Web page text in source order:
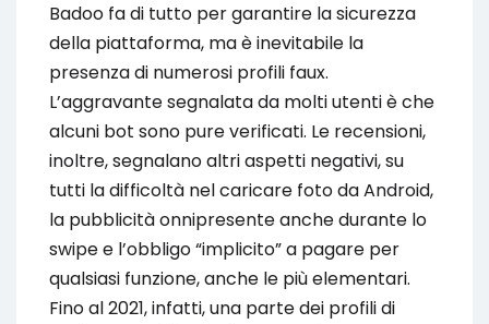
Badoo fa di tutto per garantire la sicurezza
della piattaforma, ma è inevitabile la
presenza di numerosi profili faux.
L’aggravante segnalata da molti utenti è che
alcuni bot sono pure verificati. Le recensioni,
inoltre, segnalano altri aspetti negativi, su
tutti la difficoltà nel caricare foto da Android,
la pubblicità onnipresente anche durante lo
swipe e l’obbligo “implicito” a pagare per
qualsiasi funzione, anche le più elementari.
Fino al 2021, infatti, una parte dei profili di